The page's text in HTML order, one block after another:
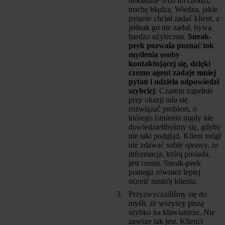
trochę błądzą. Wiedza, jakie
pytanie chciał zadać klient, a
jednak go nie zadał, bywa
bardzo użyteczna. Sneak-
peek pozwala poznać tok
myślenia osoby
kontaktującej się, dzięki
czemu agent zadaje mniej
pytań i udziela odpowiedzi
szybciej. Czasem zupełnie
przy okazji uda się
rozwiązać problem, o
którego istnieniu nigdy nie
dowiedzielibyśmy się, gdyby
nie taki podgląd. Klient mógł
nie zdawać sobie sprawy, że
informacja, którą posiada,
jest cenna. Sneak-peek
pomaga również lepiej
ocenić nastrój klienta.
Przyzwyczailiśmy się do
myśli, że wszyscy piszą
szybko na klawiaturze. Nie
zawsze tak jest. Klienci